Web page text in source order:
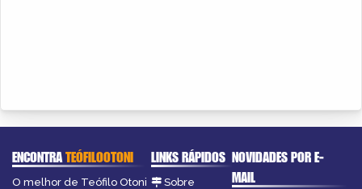
ENCONTRATEÓFILOOTONI
O melhor de Teófilo Otoni
LINKS RÁPIDOS
Sobre
NOVIDADES POR E-
MAIL